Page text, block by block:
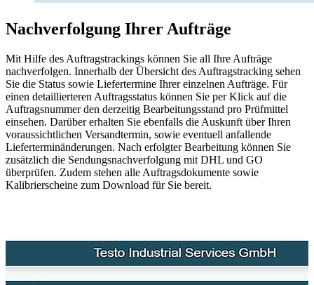
Nachverfolgung Ihrer Aufträge
Mit Hilfe des Auftragstrackings können Sie all Ihre Aufträge
nachverfolgen. Innerhalb der Übersicht des Auftragstracking sehen
Sie die Status sowie Liefertermine Ihrer einzelnen Aufträge. Für
einen detaillierteren Auftragsstatus können Sie per Klick auf die
Auftragsnummer den derzeitig Bearbeitungsstand pro Prüfmittel
einsehen. Darüber erhalten Sie ebenfalls die Auskunft über Ihren
voraussichtlichen Versandtermin, sowie eventuell anfallende
Lieferterminänderungen. Nach erfolgter Bearbeitung können Sie
zusätzlich die Sendungsnachverfolgung mit DHL und GO
überprüfen. Zudem stehen alle Auftragsdokumente sowie
Kalibrierscheine zum Download für Sie bereit.